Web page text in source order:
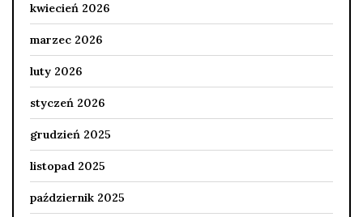
kwiecień 2026
marzec 2026
luty 2026
styczeń 2026
grudzień 2025
listopad 2025
październik 2025